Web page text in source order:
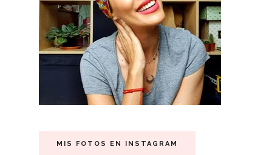
MIS FOTOS EN INSTAGRAM